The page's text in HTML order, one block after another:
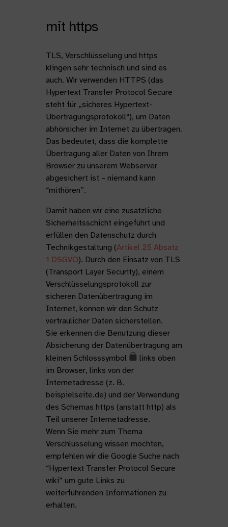
mit https
TLS, Verschlüsselung und https
klingen sehr technisch und sind es
auch. Wir verwenden HTTPS (das
Hypertext Transfer Protocol Secure
steht für „sicheres Hypertext-
Übertragungsprotokoll“), um Daten
abhörsicher im Internet zu übertragen.
Das bedeutet, dass die komplette
Übertragung aller Daten von Ihrem
Browser zu unserem Webserver
abgesichert ist – niemand kann
“mithören”.
Damit haben wir eine zusätzliche
Sicherheitsschicht eingeführt und
erfüllen den Datenschutz durch
Technikgestaltung (Artikel 25 Absatz
1 DSGVO). Durch den Einsatz von TLS
(Transport Layer Security), einem
Verschlüsselungsprotokoll zur
sicheren Datenübertragung im
Internet, können wir den Schutz
vertraulicher Daten sicherstellen.
Sie erkennen die Benutzung dieser
Absicherung der Datenübertragung am
kleinen Schlosssymbol
links oben
im Browser, links von der
Internetadresse (z. B.
beispielseite.de) und der Verwendung
des Schemas https (anstatt http) als
Teil unserer Internetadresse.
Wenn Sie mehr zum Thema
Verschlüsselung wissen möchten,
empfehlen wir die Google Suche nach
“Hypertext Transfer Protocol Secure
wiki” um gute Links zu
weiterführenden Informationen zu
erhalten.